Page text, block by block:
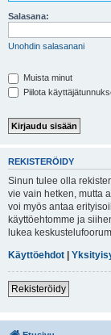
Salasana:
Unohdin salasanani
Muista minut
Piilota
REKISTERÖIDY
Sinun tulee olla
vie vain hetken, mutta
voi myös antaa
käyttöehtomme ja
lukea
Käyttöehdot |
Rekisteröidy